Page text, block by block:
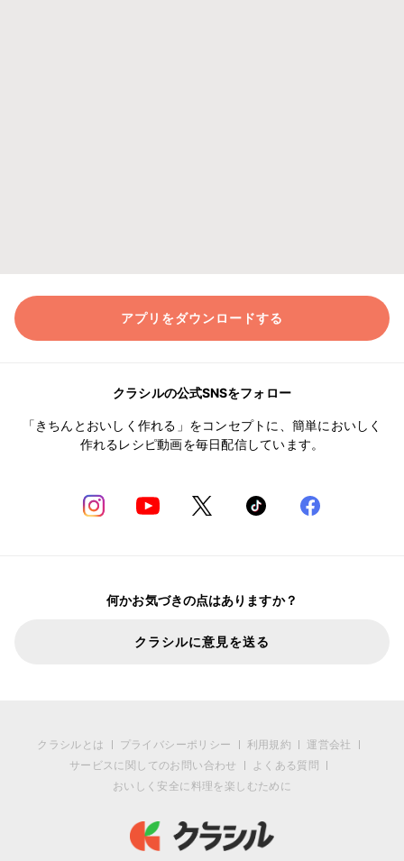
アプリをダウンロードする
クラシルの公式SNSをフォロー
「きちんとおいしく作れる」をコンセプトに、簡単においしく
作れるレシピ動画を毎日配信しています。
何かお気づきの点はありますか？
クラシルに意見を送る
クラシルとは プライバシーポリシー 利用規約
運営会社
サービスに関してのお問い合わせ
よくある質問
おいしく安全に料理を楽しむために